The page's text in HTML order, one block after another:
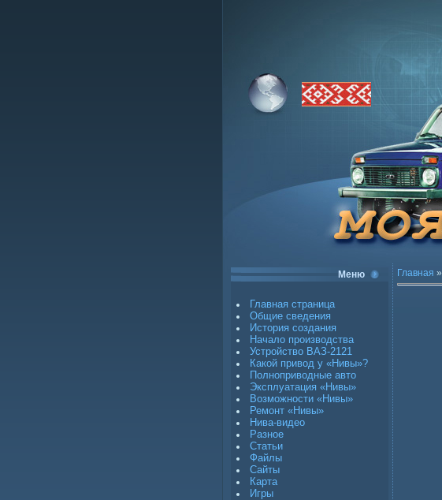
Меню
Главная страница
Общие сведения
История создания
Начало производства
Устройство ВАЗ-2121
Какой привод у «Нивы»?
Полноприводные авто
Эксплуатация «Нивы»
Возможности «Нивы»
Ремонт «Нивы»
Нива-видео
Разное
Статьи
Файлы
Сайты
Карта
Игры
Главная »